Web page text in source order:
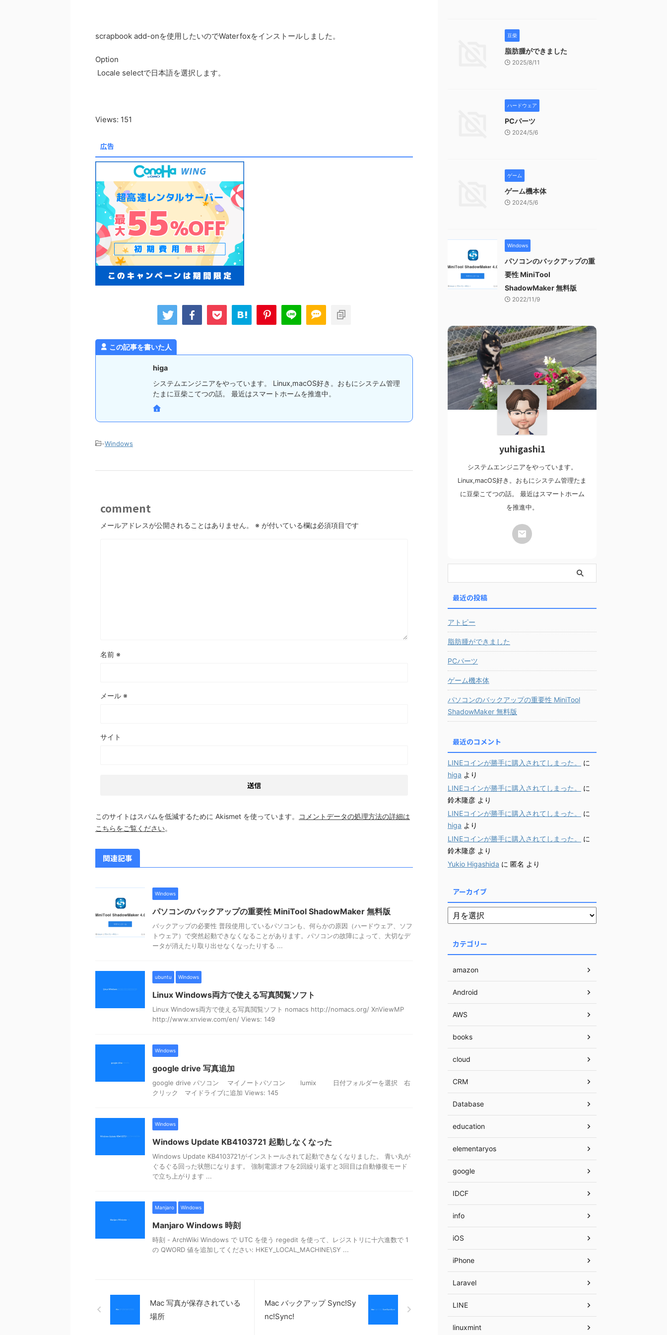
scrapbook add-onを使用したいのでWaterfoxをインストールしました。
Option
Locale selectで日本語を選択します。
Views: 151
広告
この記事を書いた人
higa
システムエンジニアをやっています。 Linux,macOS好き。おもにシステム管理
たまに豆柴こてつの話。 最近はスマートホームを推進中。
-Windows
comment
メールアドレスが公開されることはありません。 ※ が付いている欄は必須項目です
名前 ※
メール ※
サイト
このサイトはスパムを低減するために Akismet を使っています。
コメントデータの処理方法の詳細は
こちらをご覧ください。
関連記事
Windows
パソコンのバックアップの重要性 MiniTool ShadowMaker 無料版
バックアップの必要性 普段使用しているパソコンも、何らかの原因（ハードウェア、ソフ
トウェア）で突然起動できなくなることがあります。パソコンの故障によって、大切なデ
ータが消えたり取り出せなくなったりする ...
ubuntu Windows
Linux Windows両方で使える写真閲覧ソフト
Linux Windows両方で使える写真閲覧ソフト nomacs http://nomacs.org/ XnViewMP
http://www.xnview.com/en/ Views: 149
Windows
google drive 写真追加
google drive パソコン マイノートパソコン lumix 日付フォルダーを選択 右
クリック マイドライブに追加 Views: 145
Windows
Windows Update KB4103721 起動しなくなった
Windows Update KB4103721がインストールされて起動できなくなりました。 青い丸が
ぐるぐる回った状態になります。 強制電源オフを2回繰り返すと3回目は自動修復モード
で立ち上がります ...
Manjaro Windows
Manjaro Windows 時刻
時刻 - ArchWiki Windows で UTC を使う regedit を使って、レジストリに十六進数で 1
の QWORD 値を追加してください: HKEY_LOCAL_MACHINE\SY ...
Mac 写真が保存されている
場所
Mac バックアップ Sync!Sy
nc!Sync!
豆柴
脂肪腫ができました
2025/8/11
ハードウェア
PCパーツ
2024/5/6
ゲーム
ゲーム機本体
2024/5/6
Windows
パソコンのバックアップの重
要性 MiniTool
ShadowMaker 無料版
2022/11/9
yuhigashi1
システムエンジニアをやっています。
Linux,macOS好き。おもにシステム管理たま
に豆柴こてつの話。 最近はスマートホーム
を推進中。
最近の投稿
アトピー
脂肪腫ができました
PCパーツ
ゲーム機本体
パソコンのバックアップの重要性 MiniTool
ShadowMaker 無料版
最近のコメント
LINEコインが勝手に購入されてしまった。
に
higa より
LINEコインが勝手に購入されてしまった。
に
鈴木隆彦 より
LINEコインが勝手に購入されてしまった。
に
higa より
LINEコインが勝手に購入されてしまった。
に
鈴木隆彦 より
Yukio Higashida に 匿名 より
アーカイブ
カテゴリー
amazon
Android
AWS
books
cloud
CRM
Database
education
elementaryos
google
IDCF
info
iOS
iPhone
Laravel
LINE
linuxmint